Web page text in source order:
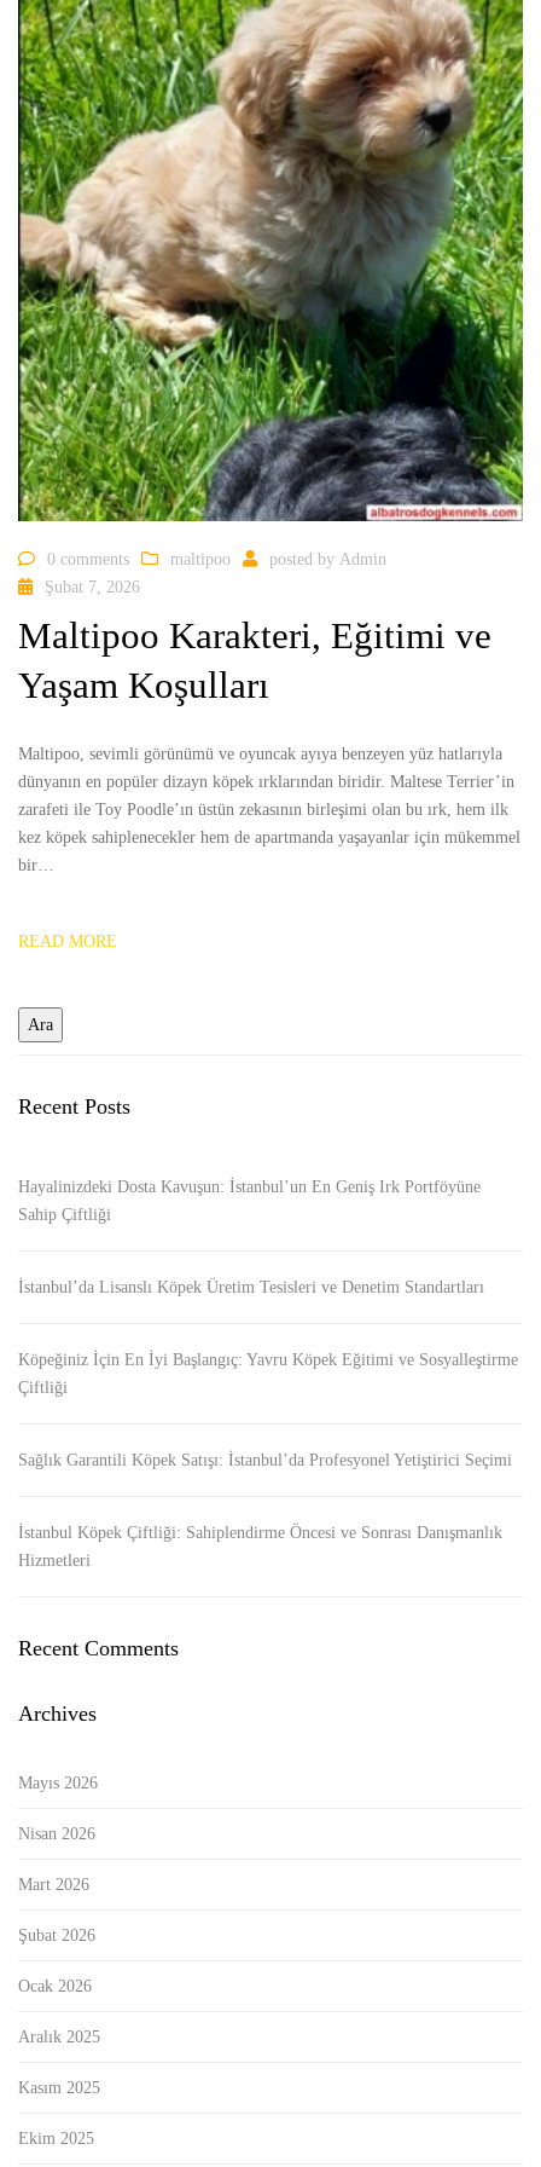
0 comments maltipoo posted by Admin
Şubat 7, 2026
Maltipoo Karakteri, Eğitimi ve
Yaşam Koşulları
Maltipoo, sevimli görünümü ve oyuncak ayıya benzeyen yüz hatlarıyla
dünyanın en popüler dizayn köpek ırklarından biridir. Maltese Terrier’in
zarafeti ile Toy Poodle’ın üstün zekasının birleşimi olan bu ırk, hem ilk
kez köpek sahiplenecekler hem de apartmanda yaşayanlar için mükemmel
bir…
READ MORE
Recent Posts
Hayalinizdeki Dosta Kavuşun: İstanbul’un En Geniş Irk Portföyüne
Sahip Çiftliği
İstanbul’da Lisanslı Köpek Üretim Tesisleri ve Denetim Standartları
Köpeğiniz İçin En İyi Başlangıç: Yavru Köpek Eğitimi ve Sosyalleştirme
Çiftliği
Sağlık Garantili Köpek Satışı: İstanbul’da Profesyonel Yetiştirici Seçimi
İstanbul Köpek Çiftliği: Sahiplendirme Öncesi ve Sonrası Danışmanlık
Hizmetleri
Recent Comments
Archives
Mayıs 2026
Nisan 2026
Mart 2026
Şubat 2026
Ocak 2026
Aralık 2025
Kasım 2025
Ekim 2025